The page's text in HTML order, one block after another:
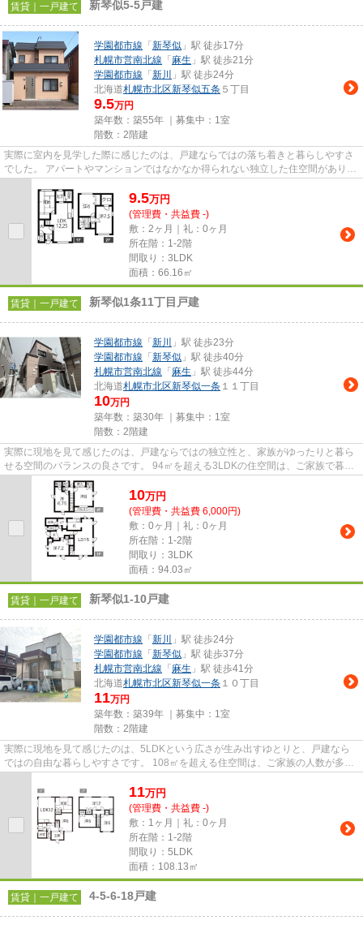
賃貸｜一戸建て 新琴似5-5戸建
学園都市線 「 新琴似 」駅 徒歩17分
札幌市営南北線 「 麻生 」駅 徒歩21分
学園都市線 「 新川
」駅 徒歩24分
北海道札幌市北区新琴似五条 ５丁目
9.5万円
築年数：築55年 ｜募集中： 1室
階数：2階建
実際に室内を見学した際に感じたのは、戸建ならではの落ち着きと暮らしやすさ
でした。 アパートやマンションではなかなか得られない独立した住空間があり、
9.5万円
(管理費・共益費 -)
敷：2ヶ月｜礼：0ヶ月
所在階：1-2階
間取り：3LDK
面積：66.16㎡
賃貸｜一戸建て 新琴似1条11丁目戸建
学園都市線 「 新川
」駅 徒歩23分
学園都市線 「 新琴似 」駅 徒歩40分
札幌市営南北線 「 麻生 」駅 徒歩44分
北海道札幌市北区新琴似一条 １１丁目
10万円
築年数：築30年 ｜募集中： 1室
階数：2階建
実際に現地を見て感じたのは、戸建ならではの独立性と、家族がゆったりと暮ら
せる空間のバランスの良さです。 94㎡を超える3LDKの住空間は、ご家族で暮ら
すには十分な広さがあり、それ...
10万円
(管理費・共益費 6,000円)
敷：0ヶ月｜礼：0ヶ月
所在階：1-2階
間取り：3LDK
面積：94.03㎡
賃貸｜一戸建て 新琴似1-10戸建
学園都市線 「 新川
」駅 徒歩24分
学園都市線 「 新琴似 」駅 徒歩37分
札幌市営南北線 「 麻生 」駅 徒歩41分
北海道札幌市北区新琴似一条 １０丁目
11万円
築年数：築39年 ｜募集中： 1室
階数：2階建
実際に現地を見て感じたのは、5LDKという広さが生み出すゆとりと、戸建なら
ではの自由な暮らしやすさです。 108㎡を超える住空間は、ご家族の人数が多い
11万円
(管理費・共益費 -)
敷：1ヶ月｜礼：0ヶ月
所在階：1-2階
間取り：5LDK
面積：108.13㎡
賃貸｜一戸建て 4-5-6-18戸建